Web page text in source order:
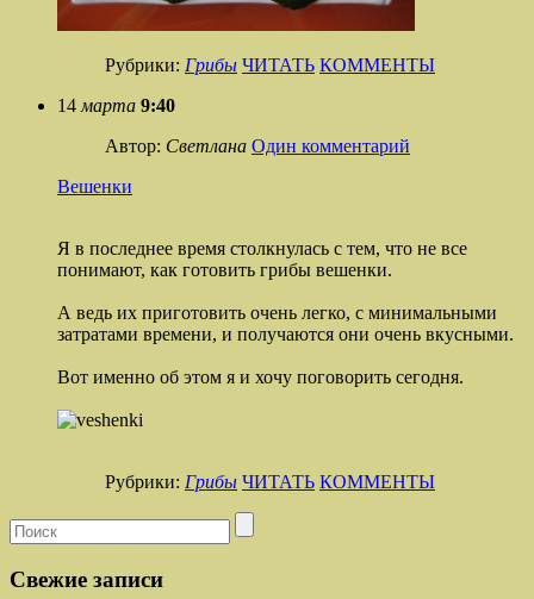
Рубрики: Грибы ЧИТАТЬ КОММЕНТЫ
14 марта 9:40
Автор: Светлана Один комментарий
Вешенки
Я в последнее время столкнулась с тем, что не все
понимают, как готовить грибы вешенки.
А ведь их приготовить очень легко, с минимальными
затратами времени, и получаются они очень вкусными.
Вот именно об этом я и хочу поговорить сегодня.
Рубрики: Грибы ЧИТАТЬ КОММЕНТЫ
Свежие записи